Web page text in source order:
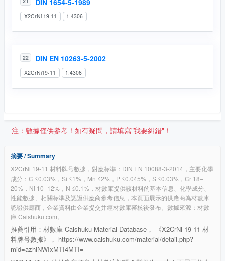
X2CrNi 19 11 1.4306
22 DIN EN 10263-5-2002
X2CrNi19-11 1.4306
注：數據僅供參考！如有疑問，請填寫"我要糾錯"！
摘要 / Summary
X2CrNi 19-11 材料牌号數據，對應标準：DIN EN 10088-3-2014，主要化學
成分：C ≤0.03%，Si ≤1%，Mn ≤2%，P ≤0.045%，S ≤0.03%，Cr 18–
20%，Ni 10–12%，N ≤0.1%，材數庫提供該材料的基本信息、化學成分、
性能數據、相關标準及認證供應商參考信息，本頁面展示的供應商為材數庫
認證供應商，企業資料由企業提交并經材數庫審核後發布。數據來源：材數
庫 Caishuku.com。
推薦引用：材數庫 Caishuku Material Database， 《X2CrNi 19-11 材
料牌号數據》， https://www.caishuku.com/material/detail.php?
mid=azhlNWIxMTI4MTI=